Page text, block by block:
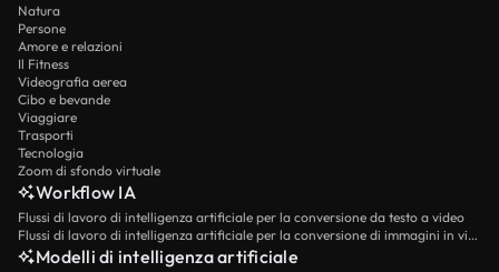
Natura
Persone
Amore e relazioni
Il Fitness
Videografia aerea
Cibo e bevande
Viaggiare
Trasporti
Tecnologia
Zoom di sfondo virtuale
Workflow IA
Flussi di lavoro di intelligenza artificiale per la conversione da testo a video
Flussi di lavoro di intelligenza artificiale per la conversione di immagini in video
Modelli di intelligenza artificiale